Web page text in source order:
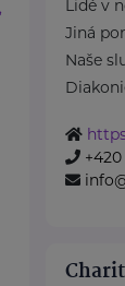
Lidé v
Jiná
Naše
+420